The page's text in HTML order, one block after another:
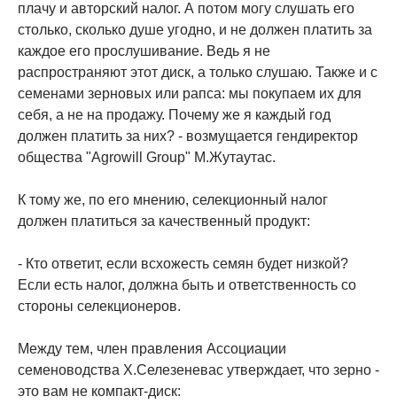
плачу и авторский налог. А потом могу слушать его
столько, сколько душе угодно, и не должен платить за
каждое его прослушивание. Ведь я не
распространяют этот диск, а только слушаю. Также и с
семенами зерновых или рапса: мы покупаем их для
себя, а не на продажу. Почему же я каждый год
должен платить за них? - возмущается гендиректор
общества "Agrowill Group" М.Жутаутас.
К тому же, по его мнению, селекционный налог
должен платиться за качественный продукт:
- Кто ответит, если всхожесть семян будет низкой?
Если есть налог, должна быть и ответственность со
стороны селекционеров.
Между тем, член правления Ассоциации
семеноводства Х.Селезеневас утверждает, что зерно -
это вам не компакт-диск: